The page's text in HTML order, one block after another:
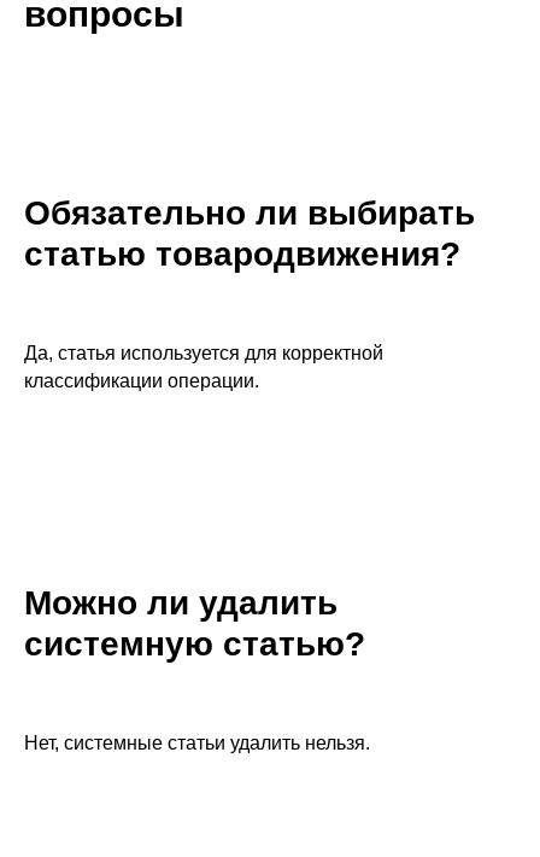
вопросы
Обязательно ли выбирать
статью товародвижения?
Да, статья используется для корректной
классификации операции.
Можно ли удалить
системную статью?
Нет, системные статьи удалить нельзя.